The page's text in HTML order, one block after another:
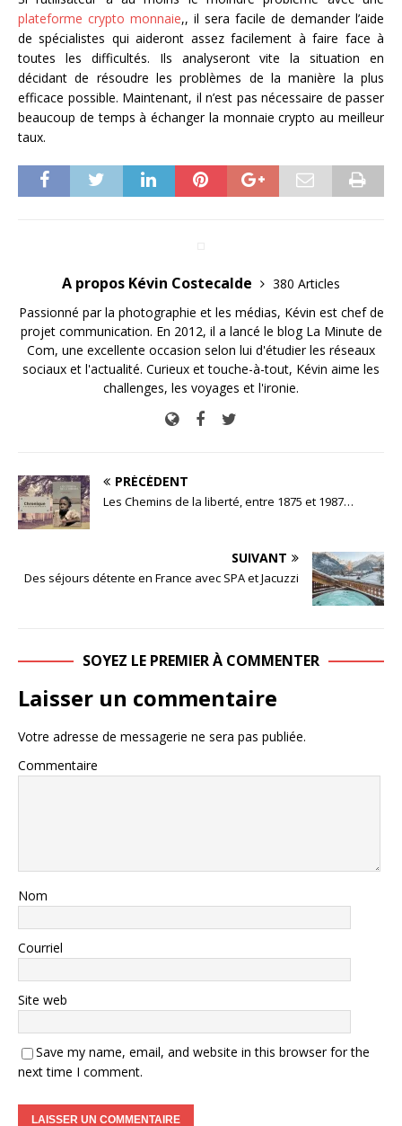
plateforme crypto monnaie,, il sera facile de demander l’aide
de spécialistes qui aideront assez facilement à faire face à
toutes les difficultés. Ils analyseront vite la situation en
décidant de résoudre les problèmes de la manière la plus
efficace possible. Maintenant, il n’est pas nécessaire de passer
beaucoup de temps à échanger la monnaie crypto au meilleur
taux.
A propos Kévin Costecalde
380 Articles
Passionné par la photographie et les médias, Kévin est chef de
projet communication. En 2012, il a lancé le blog La Minute de
Com, une excellente occasion selon lui d'étudier les réseaux
sociaux et l'actualité. Curieux et touche-à-tout, Kévin aime les
challenges, les voyages et l'ironie.
PRÉCÉDENT
Les Chemins de la liberté, entre 1875 et 1987…
SUIVANT
Des séjours détente en France avec SPA et Jacuzzi
SOYEZ LE PREMIER À COMMENTER
Laisser un commentaire
Votre adresse de messagerie ne sera pas publiée.
Commentaire
Nom
Courriel
Site web
Save my name, email, and website in this browser for the
next time I comment.